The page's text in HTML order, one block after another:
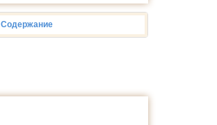
Содержание